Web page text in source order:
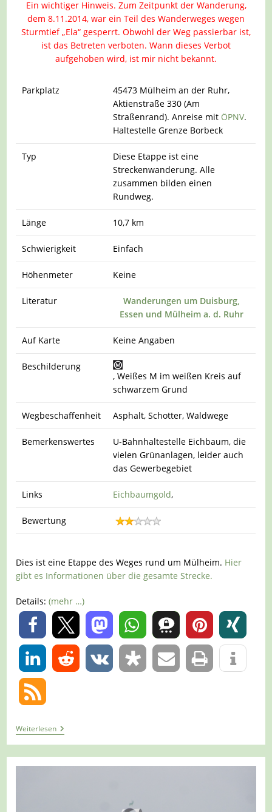
Ein wichtiger Hinweis. Zum Zeitpunkt der Wanderung,
dem 8.11.2014, war ein Teil des Wanderweges wegen
Sturmtief „Ela“ gesperrt. Obwohl der Weg passierbar ist,
ist das Betreten verboten. Wann dieses Verbot
aufgehoben wird, ist mir nicht bekannt.
Parkplatz
45473 Mülheim an der Ruhr,
Aktienstraße 330 (Am
Straßenrand). Anreise mit ÖPNV.
Haltestelle Grenze Borbeck
Typ
Diese Etappe ist eine
Streckenwanderung. Alle
zusammen bilden einen
Rundweg.
Länge 10,7 km
Schwierigkeit Einfach
Höhenmeter Keine
Literatur
Wanderungen um Duisburg,
Essen und Mülheim a. d. Ruhr
Auf Karte Keine Angaben
Beschilderung
, Weißes M im weißen Kreis auf
schwarzem Grund
Wegbeschaffenheit Asphalt, Schotter, Waldwege
Bemerkenswertes
U-Bahnhaltestelle Eichbaum, die
vielen Grünanlagen, leider auch
das Gewerbegebiet
Links Eichbaumgold,
Bewertung
Dies ist eine Etappe des Weges rund um Mülheim. Hier
gibt es Informationen über die gesamte Strecke.
Details:(mehr …)
0
0
WeiterlesenTour
606
–
Mülheim
–